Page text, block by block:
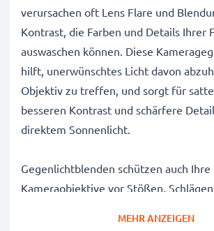
verursachen oft Lens Flare und
Kontrast, die Farben und Details Ihrer
auswaschen können. Diese
hilft, unerwünschtes Licht davon
Objektiv zu treffen, und sorgt für
besseren Kontrast und schärfere
direktem Sonnenlicht.
Gegenlichtblenden schützen auch
Kameraobjektive vor Stößen,
MEHR ANZEIGEN